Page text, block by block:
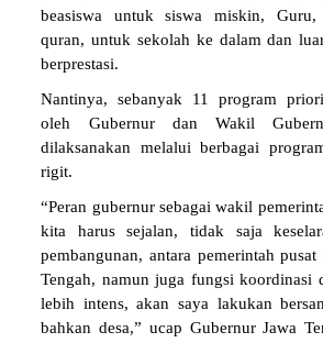
beasiswa untuk siswa miskin, Guru,
quran, untuk sekolah ke dalam dan
berprestasi.
Nantinya, sebanyak 11 program
oleh Gubernur dan Wakil
dilaksanakan melalui berbagai
rigit.
“Peran gubernur sebagai wakil
kita harus sejalan, tidak saja
pembangunan, antara pemerintah
Tengah, namun juga fungsi koordinasi
lebih intens, akan saya lakukan
bahkan desa,” ucap Gubernur Jawa